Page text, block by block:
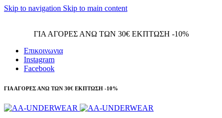
Skip to navigation Skip to main content
ΓΙΑ ΑΓΟΡΕΣ ΑΝΩ ΤΩΝ 30€ ΕΚΠΤΩΣΗ -10%
Επικοινωνια
Instagram
Facebook
ΓΙΑ ΑΓΟΡΕΣ ΑΝΩ ΤΩΝ 30€ ΕΚΠΤΩΣΗ -10%